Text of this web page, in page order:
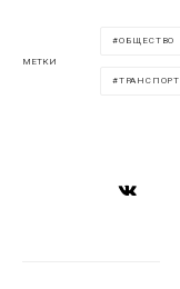
МЕТКИ
ОБЩЕСТВО
ТРАНСПОРТ